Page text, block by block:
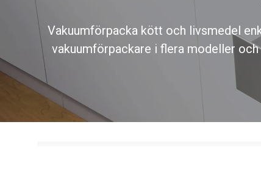
Vakuumförpacka kött och livsmedel
vakuumförpackare i flera modeller